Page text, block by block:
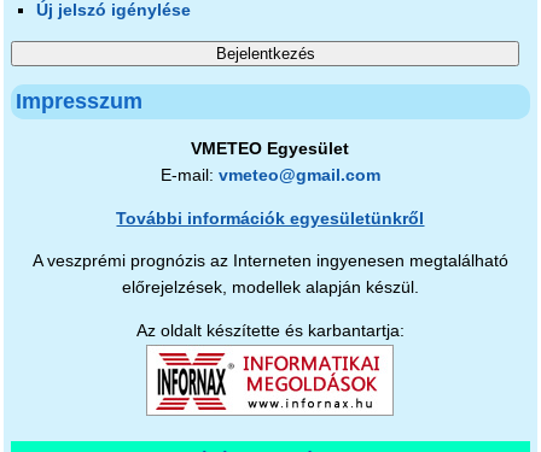
Új jelszó igénylése
Impresszum
VMETEO Egyesület
E-mail: vmeteo@gmail.com
További információk egyesületünkről
A veszprémi prognózis az Interneten ingyenesen megtalálható
előrejelzések, modellek alapján készül.
Az oldalt készítette és karbantartja: